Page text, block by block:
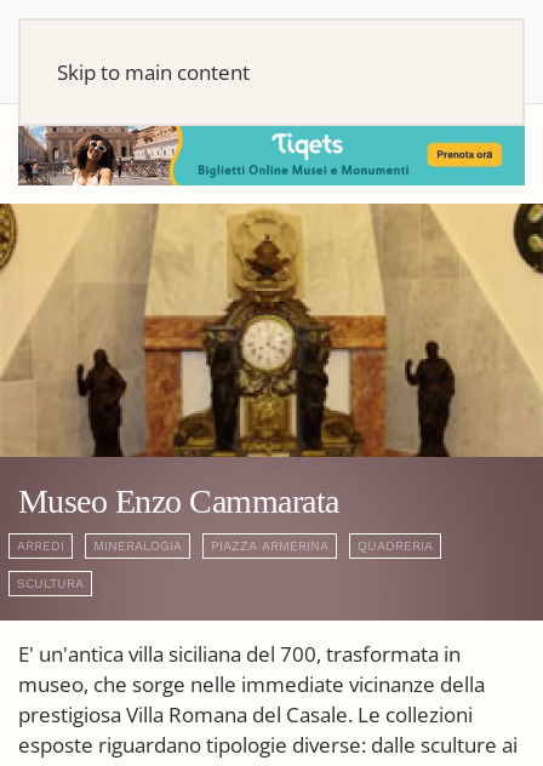
Skip to main content
Museo Enzo Cammarata
ARREDI MINERALOGIA PIAZZA ARMERINA QUADRERIA
SCULTURA
E' un'antica villa siciliana del 700, trasformata in
museo, che sorge nelle immediate vicinanze della
prestigiosa Villa Romana del Casale. Le collezioni
esposte riguardano tipologie diverse: dalle sculture ai